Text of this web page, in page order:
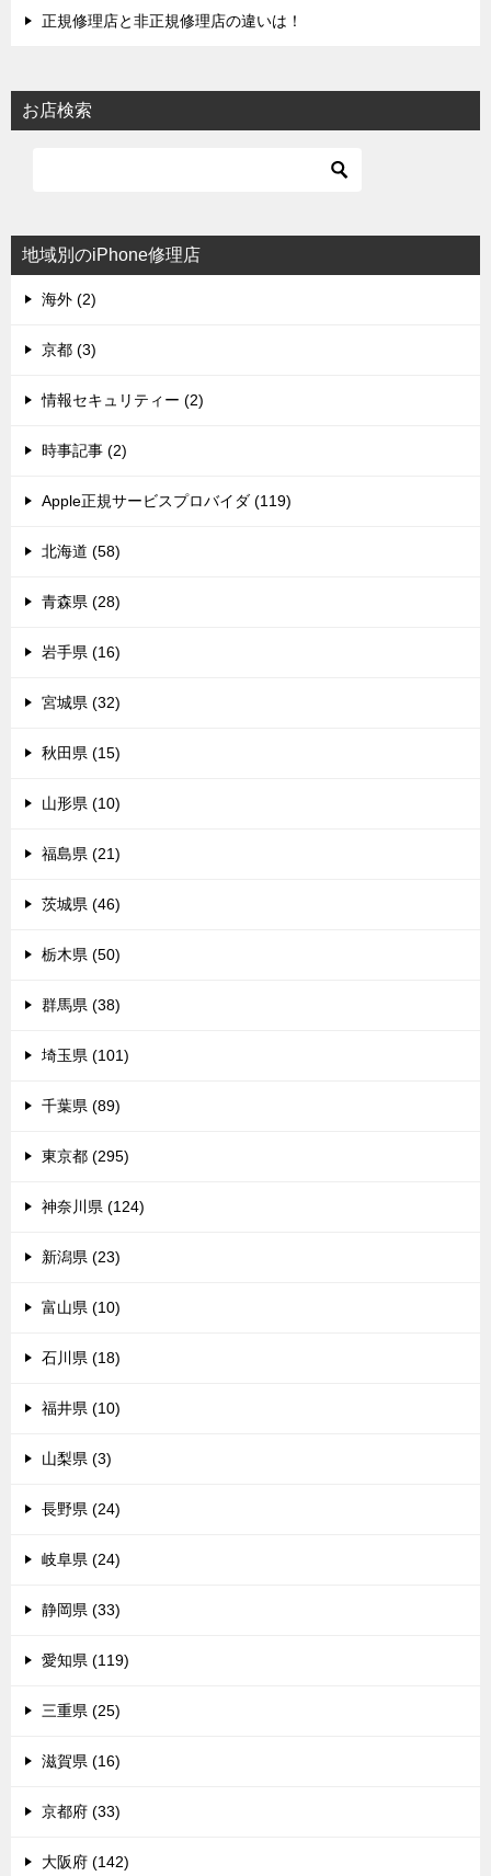
正規修理店と非正規修理店の違いは！
お店検索
地域別のiPhone修理店
海外 (2)
京都 (3)
情報セキュリティー (2)
時事記事 (2)
Apple正規サービスプロバイダ (119)
北海道 (58)
青森県 (28)
岩手県 (16)
宮城県 (32)
秋田県 (15)
山形県 (10)
福島県 (21)
茨城県 (46)
栃木県 (50)
群馬県 (38)
埼玉県 (101)
千葉県 (89)
東京都 (295)
神奈川県 (124)
新潟県 (23)
富山県 (10)
石川県 (18)
福井県 (10)
山梨県 (3)
長野県 (24)
岐阜県 (24)
静岡県 (33)
愛知県 (119)
三重県 (25)
滋賀県 (16)
京都府 (33)
大阪府 (142)